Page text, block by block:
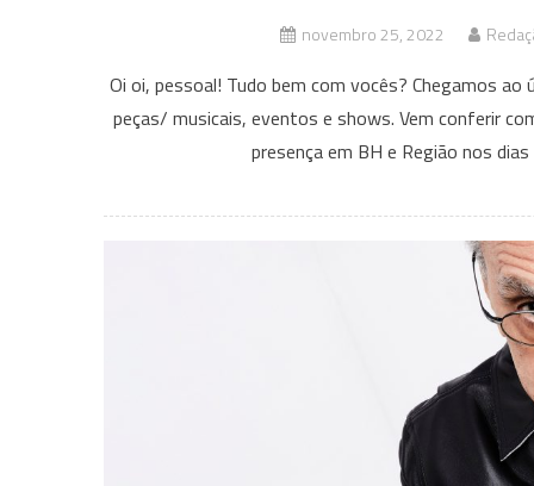
novembro 25, 2022
Oi oi, pessoal! Tudo bem com vocês? Chegamos
peças/ musicais, eventos e shows. Vem conferir
presença em BH e Região nos